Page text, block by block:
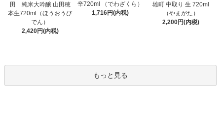
田 純米大吟醸 山田穂
本生720ml（ほうおうび
でん）
2,420円(内税)
辛720ml （でわざくら）
1,716円(内税)
雄町 中取り 生 720ml
（やまがた）
2,200円(内税)
もっと見る